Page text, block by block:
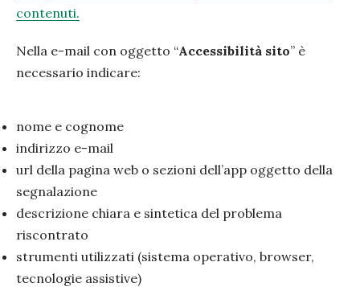
contenuti.
Nella e-mail con oggetto “Accessibilità sito” è
necessario indicare:
nome e cognome
indirizzo e-mail
url della pagina web o sezioni dell’app oggetto della
segnalazione
descrizione chiara e sintetica del problema
riscontrato
strumenti utilizzati (sistema operativo, browser,
tecnologie assistive)